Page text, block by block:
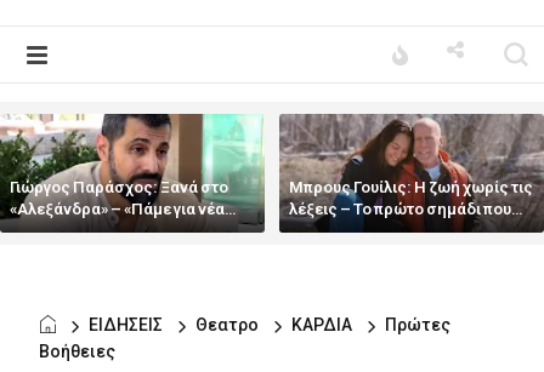
Γιώργος Παράσχος: Ξανά στο
«Αλεξάνδρα» – «Πάμε για νέα
θεραπεία» στη μάχη με το
Μπρους Γουίλις: Η ζωή χωρίς τις
λέξεις – Το πρώτο σημάδι που
πρόσεξε η σύζυγός του και η
ΕΙΔΗΣΕΙΣ Θεατρο ΚΑΡΔΙΑ
Πρώτες
Βοήθειες